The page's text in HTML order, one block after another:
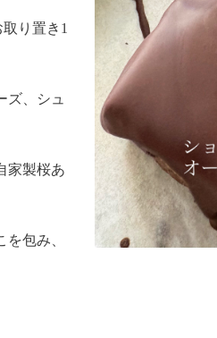
り置き1
ズ、シュ
家製桜あ
包み、